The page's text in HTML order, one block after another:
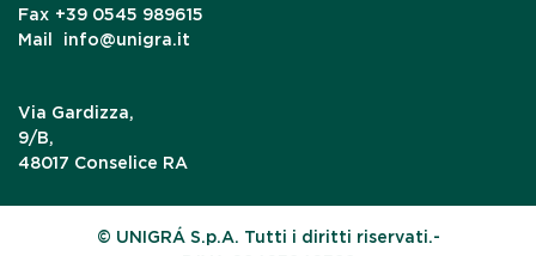
Fax +39 0545 989615
Mail
info@unigra.it
Via Gardizza,
9/B,
48017 Conselice RA
© UNIGRÁ S.p.A. Tutti i diritti riservati.-